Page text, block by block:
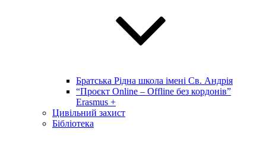
Братська Рідна школа імені Св. Андрія
“Проєкт Online – Offline без кордонів”
Erasmus +
Цивільний захист
Бібліотека